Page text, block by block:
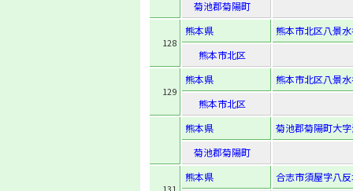
菊池郡菊陽町
128
熊本県
熊本市北区八景
熊本市北区
129
熊本県
熊本市北区八景
熊本市北区
熊本県
菊池郡菊陽町大
菊池郡菊陽町
熊本県
合志市須屋字八